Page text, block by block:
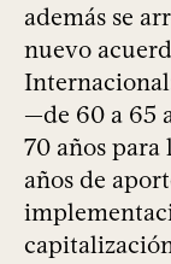
además se
nuevo
—de 60 a 65
70 años para
años de